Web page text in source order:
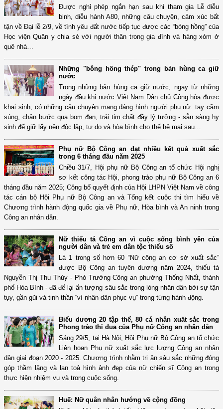
Được nghỉ phép ngắn hạn sau khi tham gia Lễ diễu
binh, diễu hành A80, những câu chuyện, cảm xúc bất
tận về Đại lễ 2/9, về tình yêu đất nước tiếp tục được các “bóng hồng” của
Học viện Quân y chia sẻ với người thân trong gia đình và hàng xóm ở
quê nhà…
Những "bông hồng thép" trong bản hùng ca giữ
nước
Trong những bản hùng ca giữ nước, ngay từ những
ngày đầu khi nước Việt Nam Dân chủ Cộng hòa được
khai sinh, có những câu chuyện mang dáng hình người phụ nữ: tay cầm
súng, chân bước qua bom đạn, trái tim chất đầy lý tưởng - sẵn sàng hy
sinh để giữ lấy nền độc lập, tự do và hòa bình cho thế hệ mai sau…
Phụ nữ Bộ Công an đạt nhiều kết quả xuất sắc
trong 6 tháng đầu năm 2025
Chiều 31/7, Hội phụ nữ Bộ Công an tổ chức Hội nghị
sơ kết công tác Hội, phong trào phụ nữ Bộ Công an 6
tháng đầu năm 2025; Công bố quyết định của Hội LHPN Việt Nam về công
tác cán bộ Hội Phụ nữ Bộ Công an và Tổng kết cuộc thi tìm hiểu về
Chương trình hành động quốc gia về Phụ nữ, Hòa bình và An ninh trong
Công an nhân dân.
Nữ thiếu tá Công an vì cuộc sống bình yên của
người dân và trẻ em dân tộc thiểu số
Là 1 trong số hơn 60 “Nữ công an cơ sở xuất sắc”
được Bộ Công an tuyên dương năm 2024, thiếu tá
Nguyễn Thị Thu Thủy - Phó Trưởng Công an phường Thống Nhất, thành
phố Hòa Bình - đã để lại ấn tượng sâu sắc trong lòng nhân dân bởi sự tận
tụy, gần gũi và tinh thần “vì nhân dân phục vụ” trong từng hành động.
Biểu dương 20 tập thể, 80 cá nhân xuất sắc trong
Phong trào thi đua của Phụ nữ Công an nhân dân
Sáng 29/5, tại Hà Nội, Hội Phụ nữ Bộ Công an tổ chức
Liên hoan Phụ nữ xuất sắc lực lượng Công an nhân
dân giai đoạn 2020 - 2025. Chương trình nhằm tri ân sâu sắc những đóng
góp thầm lặng và lan toả hình ảnh đẹp của nữ chiến sĩ Công an trong
thực hiện nhiệm vụ và trong cuộc sống.
Huế: Nữ quân nhân hướng về cộng đồng